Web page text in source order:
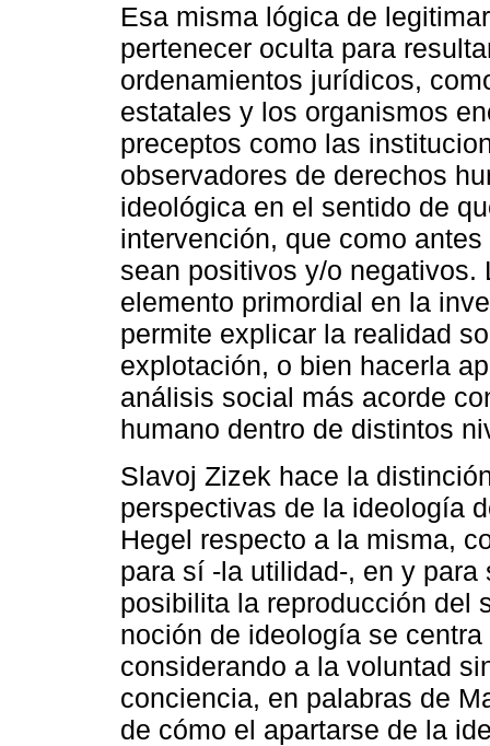
Esa misma lógica de
pertenecer oculta para
ordenamientos jurídicos,
estatales y los organismos
preceptos como las
observadores de derechos
ideológica en el sentido de
intervención, que como
sean positivos y/o
elemento primordial en la
permite explicar la realidad
explotación, o bien hacerla
análisis social más acorde
humano dentro de distintos
Slavoj Zizek hace la
perspectivas de la ideología
Hegel respecto a la misma,
para sí -la utilidad-, en y
posibilita la reproducción del
noción de ideología se
considerando a la voluntad
conciencia, en palabras de
de cómo el apartarse de la